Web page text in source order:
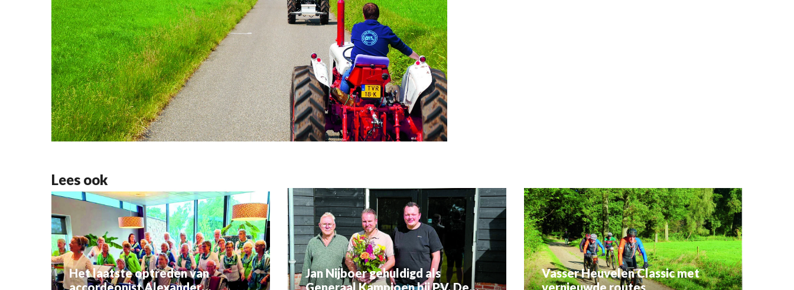
Lees ook
Het laatste optreden van
accordeonist Alexander
Jan Nijboer gehuldigd als
Generaal Kampioen bij P.V. De
Vasser Heuvelen Classic met
vernieuwde routes